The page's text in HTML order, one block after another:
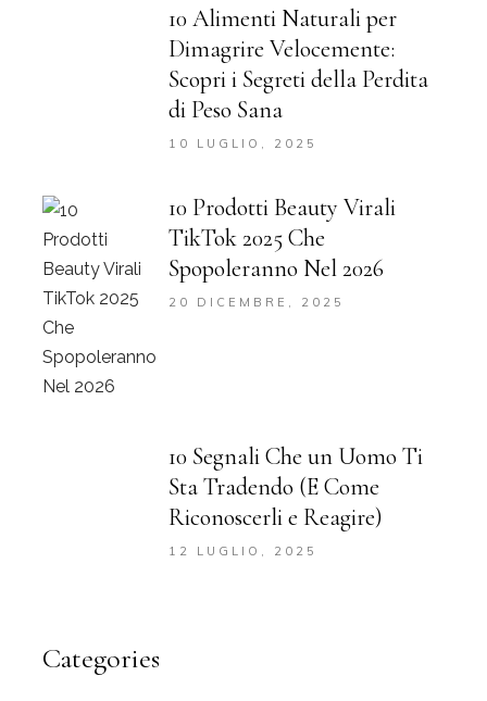
10 Alimenti Naturali per
Dimagrire Velocemente:
Scopri i Segreti della Perdita
di Peso Sana
10 LUGLIO, 2025
10 Prodotti Beauty Virali
TikTok 2025 Che
Spopoleranno Nel 2026
20 DICEMBRE, 2025
10 Segnali Che un Uomo Ti
Sta Tradendo (E Come
Riconoscerli e Reagire)
12 LUGLIO, 2025
Categories